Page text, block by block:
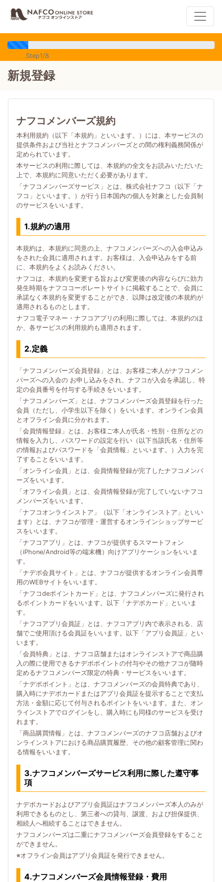
Step1/8
新規登録
ナフコメンバーズ規約
本利用規約（以下「本規約」といいます。）には、本サービスの
提供条件および当社とナフコメンバーズとの間の権利義務関係が
定められています。
本サービスの利用に際しては、本規約の全文をお読みいただいた
上で、本規約に同意いただく必要があります。
「ナフコメンバーズサービス」とは、株式会社ナフコ（以下「ナ
フコ」といいます。）が行う日本国内の個人を対象とした会員制
のサービスをいいます。
1.規約の適用
本規約は、本規約に同意の上、ナフコメンバーズへの入会申込み
をされた会員に適用されます。お客様は、入会申込みをする前
に、本規約をよくお読みください。
ナフコは、本規約を変更する旨および変更後の内容ならびに効力
発生時期をナフココーポレートサイトに掲載することで、会員に
承諾なく本規約を変更することができ、以降は改定後の本規約が
適用されるものとします。
ナフコ電子マネー・ナフコアプリの利用に際しては、本規約のほ
か、各サービスの利用規約も適用されます。
2.定義
「ナフコメンバーズ会員登録」とは、お客様ご本人がナフコメン
バーズへの入会の お申し込みをされ、ナフコが入会を承認し、特
定の会員番号を付与する手続きをいいます。
「ナフコメンバーズ」とは、ナフコメンバーズ会員登録を行った
会員（ただし、小学生以下を除く）をいいます。オンライン会員
とオフライン会員に分かれます。
「会員情報登録」とは、お客様ご本人が氏名・性別・住所などの
情報を入力し、パスワードの設定を行い（以下当該氏名・住所等
の情報およびパスワードを「会員情報」といいます。）入力を完
了することをいいます。
「オンライン会員」とは、会員情報登録が完了したナフコメンバ
ーズをいいます。
「オフライン会員」とは、会員情報登録が完了していないナフコ
メンバーズをいいます。
「ナフコオンラインストア」（以下「オンラインストア」といい
ます）とは、ナフコが管理・運営するオンラインショップサービ
スをいいます。
「ナフコアプリ」とは、ナフコが提供するスマートフォン
（iPhone/Android等の端末機）向けアプリケーションをいいま
す。
「ナデポ会員サイト」とは、ナフコが提供するオンライン会員専
用のWEBサイトをいいます。
「ナフコdeポイントカード」とは、ナフコメンバーズに発行され
るポイントカードをいいます。以下「ナデポカード」といいま
す。
「ナフコアプリ会員証」とは、ナフコアプリ内で表示される、店
舗でご使用頂ける会員証をいいます。以下「アプリ会員証」とい
います。
「会員特典」とは、ナフコ店舗またはオンラインストアで商品購
入の際に使用できるナデポポイントの付与やその他ナフコが随時
定めるナフコメンバーズ限定の特典・サービスをいいます。
「ナデポポイント」とは、ナフコメンバーズの会員特典であり、
購入時にナデポカードまたはアプリ会員証を提示することで支払
方法・金額に応じて付与されるポイントをいいます。また、オン
ラインストアでログインをし、購入時にも同様のサービスを受け
れます。
「商品購買情報」とは、ナフコメンバーズのナフコ店舗およびオ
ンラインストアにおける商品購買履歴、その他の顧客管理に関わ
る情報をいいます。
3.ナフコメンバーズサービス利用に際した遵守事
項
ナデポカードおよびアプリ会員証はナフコメンバーズ本人のみが
利用できるものとし、第三者への貸与、譲渡、および担保提供、
相続人へ相続することはできません。
ナフコメンバーズは二重にナフコメンバーズ会員登録をすること
ができません。
※オフライン会員はアプリ会員証を発行できません。
4.ナフコメンバーズ会員情報登録・費用